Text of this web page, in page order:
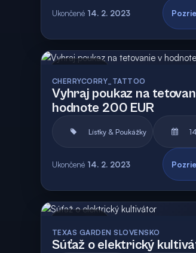
Ukončené 14. 2. 2023
CHERRYCORRY_TATTOO
Vyhraj poukaz na
hodnote 200 EUR
Lístky & Poukážky
Ukončené 14. 2. 2023
TEXAS GARDEN SLOVENSKO
Súťaž o elektrický